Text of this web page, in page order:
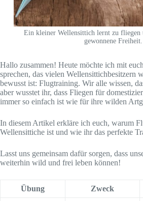
Ein kleiner Wellensittich lernt zu fliegen
gewonnene Freiheit.
Hallo zusammen! Heute möchte ich mit
sprechen, das vielen Wellensittichbesitzern
bewusst ist: Flugtraining. Wir alle wissen,
aber wusstet ihr, dass Fliegen für
immer so einfach ist wie für ihre wilden
In diesem Artikel erkläre ich euch, warum
Wellensittiche ist und wie ihr das perfekte
Lasst uns gemeinsam dafür sorgen, dass
weiterhin wild und frei leben können!
Übung Zweck